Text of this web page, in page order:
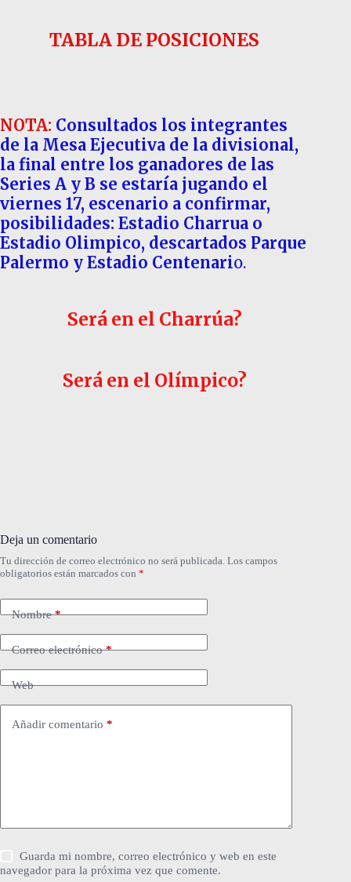
TABLA DE POSICIONES
NOTA: Consultados los integrantes
de la Mesa Ejecutiva de la divisional,
la final entre los ganadores de las
Series A y B se estaría jugando el
viernes 17, escenario a confirmar,
posibilidades: Estadio Charrua o
Estadio Olimpico, descartados Parque
Palermo y Estadio Centenario.
Será en el Charrúa?
Será en el Olímpico?
Deja un comentario
Tu dirección de correo electrónico no será publicada. Los campos
obligatorios están marcados con *
Nombre*
Correo electrónico*
Web
Añadir comentario *
Guarda mi nombre, correo electrónico y web en este
navegador para la próxima vez que comente.